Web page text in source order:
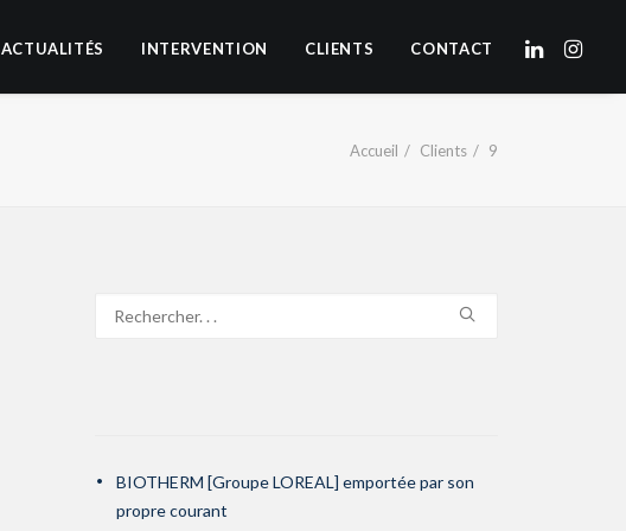
ACTUALITÉS INTERVENTION CLIENTS CONTACT
Accueil Clients 9
BIOTHERM [Groupe LOREAL] emportée par son
propre courant